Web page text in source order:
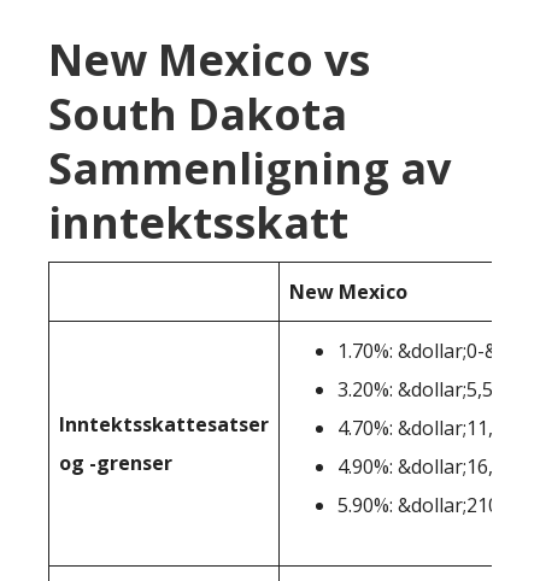
New Mexico vs
South Dakota
Sammenligning av
inntektsskatt
New Mexico
Inntektsskattesatser
og -grenser
1.70%: &dollar;0-
3.20%: &dollar;5,501-
4.70%:
4.90%:
5.90%: